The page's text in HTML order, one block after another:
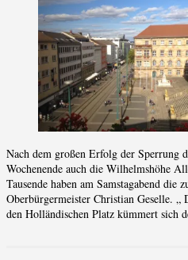
Nach dem großen Erfolg der Sperrung
Wochenende auch die Wilhelmshöhe
Tausende haben am Samstagabend
Oberbürgermeister Christian Geselle.
den Holländischen Platz kümmert sich